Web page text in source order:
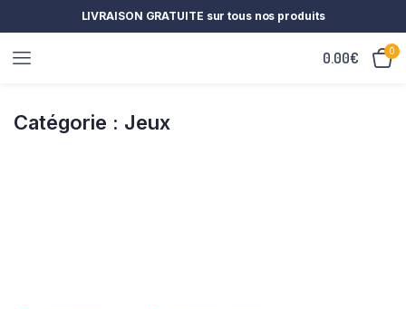
LIVRAISON GRATUITE sur tous nos produits
0.00€ 0
Catégorie : Jeux